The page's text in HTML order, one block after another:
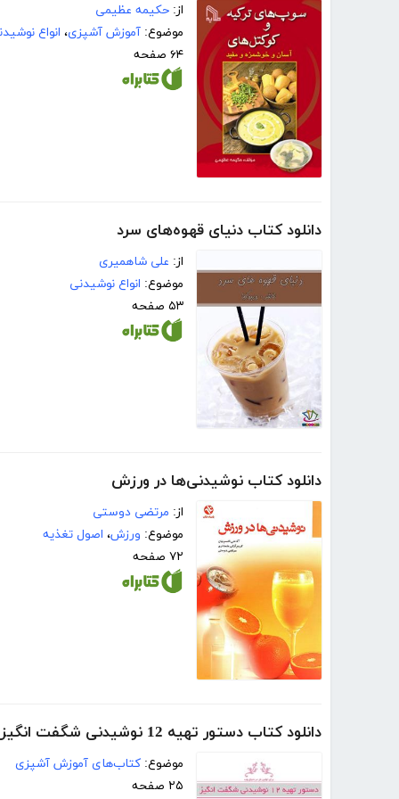
از: حکیمه عظیمی
موضوع: آموزش آشپزی، انواع
۶۴ صفحه
دانلود کتاب دنیای قهوه‌های سرد
از: علی شاهمیری
موضوع: انواع نوشیدنی
۵۳ صفحه
دانلود کتاب نوشیدنی‌ها در ورزش
از: مرتضی دوستی
موضوع: ورزش، اصول تغذیه
۷۲ صفحه
دانلود کتاب دستور تهیه 12 نوشیدنی شگفت انگیز
موضوع: کتاب‌های آموزش آشپزی
۲۵ صفحه